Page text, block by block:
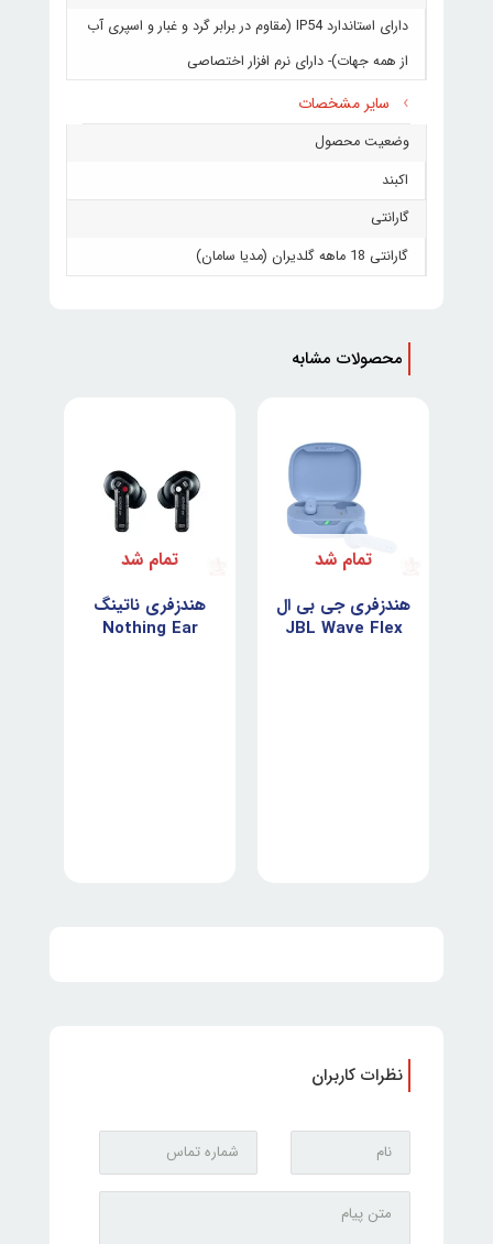
دارای استاندارد IP54 (مقاوم در برابر گرد و غبار و اسپری آب
از همه جهات)- دارای نرم افزار اختصاصی
سایر مشخصات
وضعیت محصول
اکبند
گارانتی
گارانتی 18 ماهه گلدیران (مدیا سامان)
محصولات مشابه
هندزفری جی بی ال
JBL Wave Flex
تمام شد
هندزفری ناتینگ
Nothing Ear
تمام شد
نظرات کاربران